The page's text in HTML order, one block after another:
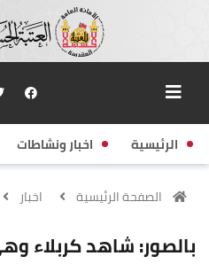
الرئيسية اخبار ونشاطات
الصفحة الرئيسية اخبار
بالصور: شاهد كربلاء